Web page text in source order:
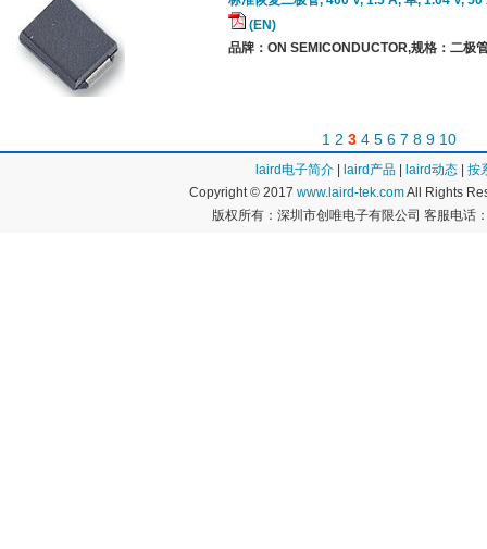
(EN)
品牌：ON SEMICONDUCTOR,规格：二极
1 2 3 4 5 6 7 8 9 10
laird电子简介 laird产品 laird动态
按
Copyright © 2017 www.laird-tek.comAll Rights
版权所有：深圳市创唯电子有限公司 客服电话